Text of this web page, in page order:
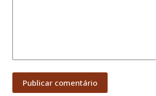
Publicar comentário